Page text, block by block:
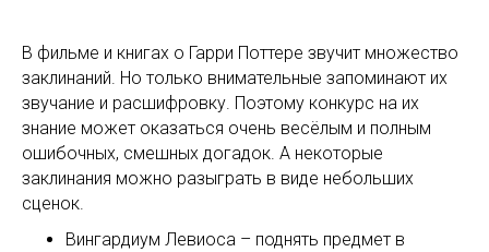
В фильме и книгах о Гарри Поттере звучит множество
заклинаний. Но только внимательные запоминают их
звучание и расшифровку. Поэтому конкурс на их
знание может оказаться очень весёлым и полным
ошибочных, смешных догадок. А некоторые
заклинания можно разыграть в виде небольших
сценок.
Вингардиум Левиоса – поднять предмет в